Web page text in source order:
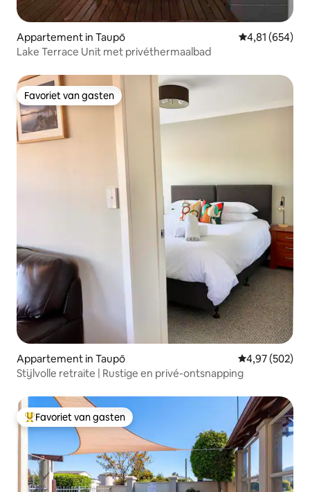
Appartement in Taupō Gemiddelde
4,81 (654)
Lake Terrace Unit met privéthermaalbad
Favoriet van gasten
Favoriet van gasten
Appartement in Taupō Gemiddelde
4,97 (502)
Stijlvolle retraite | Rustige en privé-ontsnapping
Topfavoriet van gasten
Favoriet van gasten